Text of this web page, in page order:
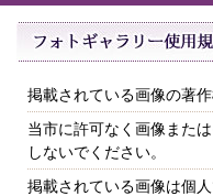
掲載されている画像の著
当市に許可なく画像また
しないでください。
掲載されている画像は個